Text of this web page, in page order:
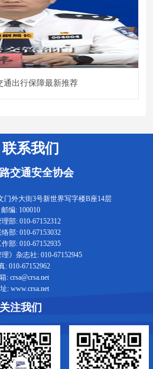
通出行保障最新推荐
联系我们
交通安全协会
门外大街3号新世界写字楼B座14层
邮编: 100010
部: 010-67152312
部: 010-67153032
部: 010-67152935
理》杂志社: 010-67152945
: 010-67152962
: crsa@crsa.net
: www.crsa.net
关注我们